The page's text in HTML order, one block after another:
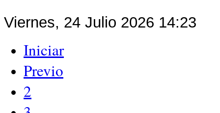
Viernes, 24 Julio 2026 14:23
Iniciar
Previo
2